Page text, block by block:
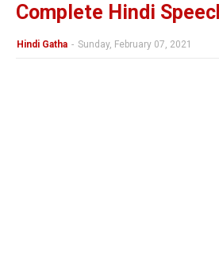
Complete Hindi
Hindi Gatha - Sunday, February 07, 2021